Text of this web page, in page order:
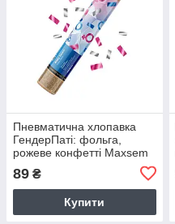
Пневматична хлопавка
ГендерПаті: фольга,
рожеве конфетті Maxsem
89 ₴
Купити